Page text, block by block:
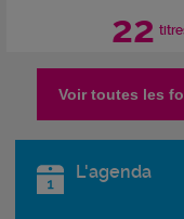
22
Voir toutes les
L'agenda